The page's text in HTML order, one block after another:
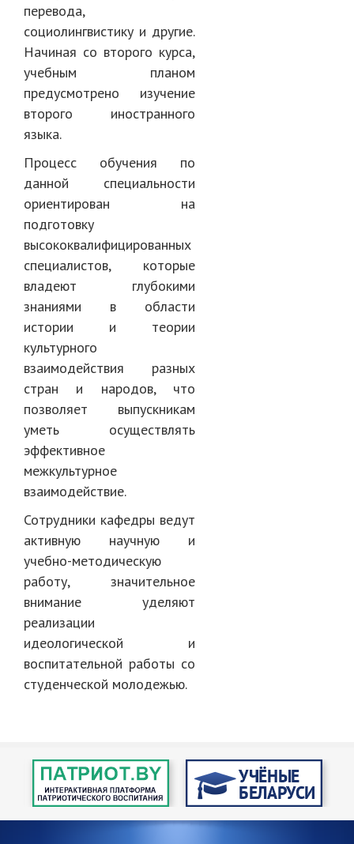
перевода,
социолингвистику и другие.
Начиная со второго курса,
учебным планом
предусмотрено изучение
второго иностранного
языка.
Процесс обучения по
данной специальности
ориентирован на
подготовку
высококвалифицированных
специалистов, которые
владеют глубокими
знаниями в области
истории и теории
культурного
взаимодействия разных
стран и народов, что
позволяет выпускникам
уметь осуществлять
эффективное
межкультурное
взаимодействие.
Сотрудники кафедры ведут
активную научную и
учебно-методическую
работу, значительное
внимание уделяют
реализации
идеологической и
воспитательной работы со
студенческой молодежью.